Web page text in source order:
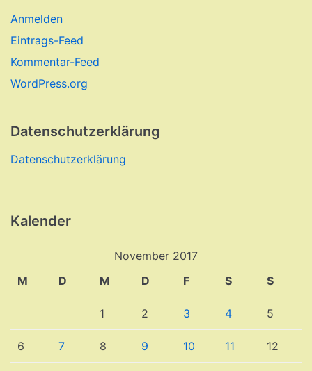
Anmelden
Eintrags-Feed
Kommentar-Feed
WordPress.org
Datenschutzerklärung
Datenschutzerklärung
Kalender
November 2017
M
D M D F S S
1 2 3 4 5
6 7 8 9 10 11 12